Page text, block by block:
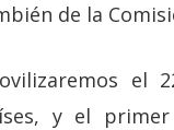
de la
el
y el